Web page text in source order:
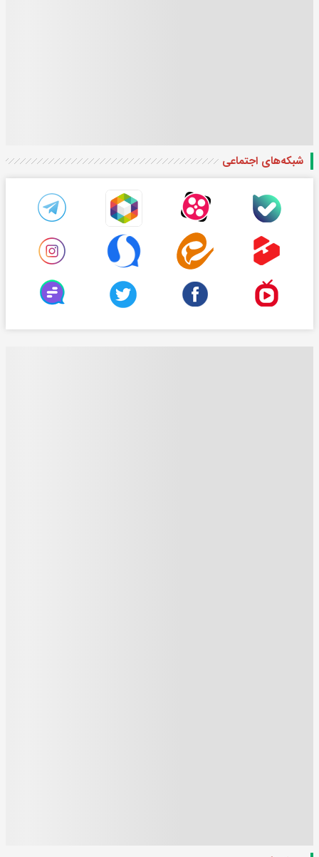
شبکه‌های اجتماعی